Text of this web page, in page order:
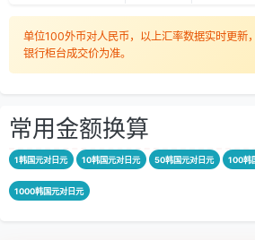
单位100外币对人民币，以上汇率数据实时更新
银行柜台成交价为准。
常用金额换算
1韩国元对日元 10韩国元对日元 50韩国元对日元 100韩
1000韩国元对日元